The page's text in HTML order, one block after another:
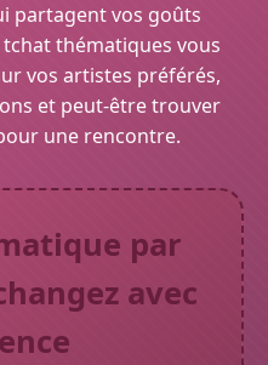
partagent vos goûts
thématiques vous
vos artistes préférés,
et peut-être trouver
une rencontre.
par
avec